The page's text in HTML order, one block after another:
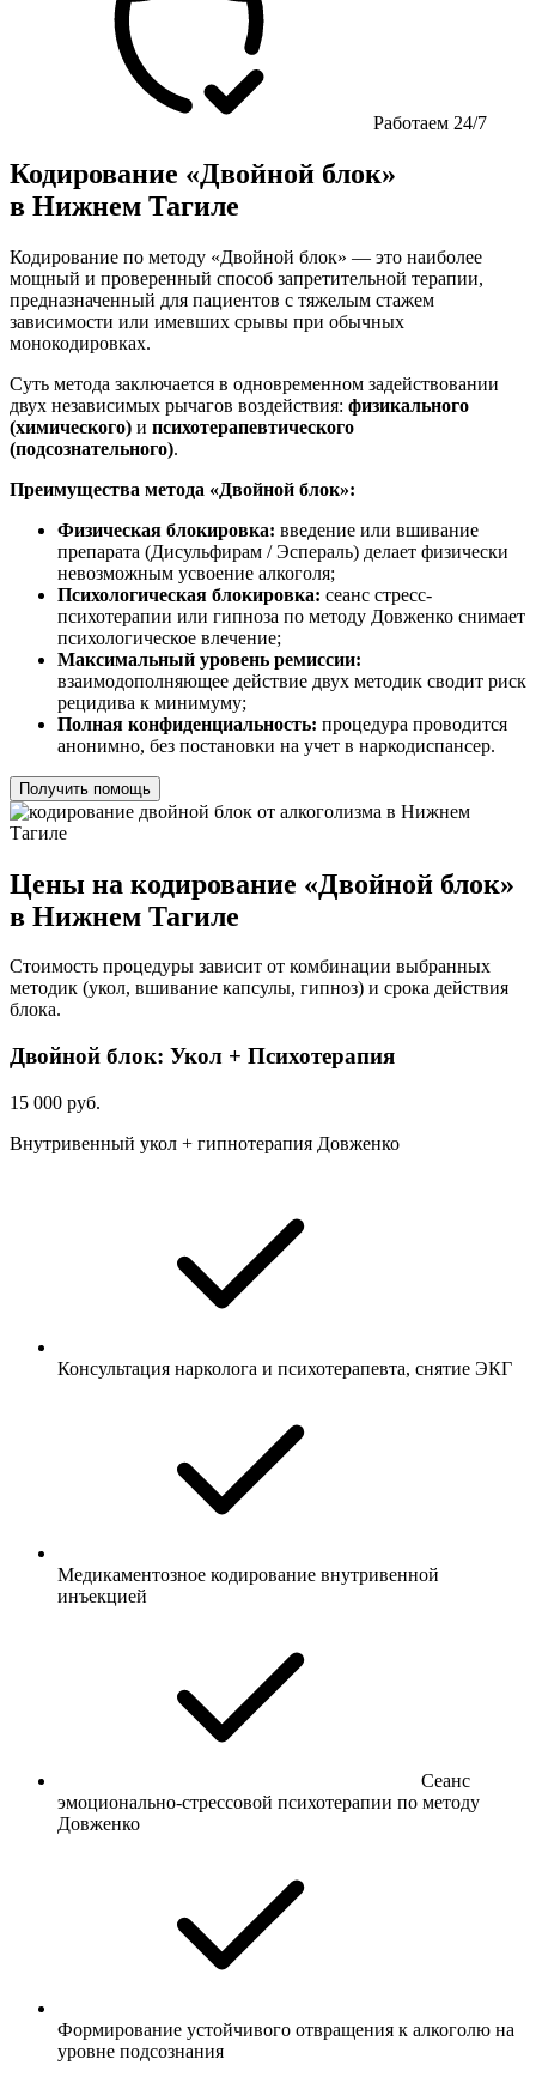
Работаем 24/7
Кодирование «Двойной блок»
в Нижнем Тагиле
Кодирование по методу «Двойной блок» — это наиболее
мощный и проверенный способ запретительной терапии,
предназначенный для пациентов с тяжелым стажем
зависимости или имевших срывы при обычных
монокодировках.
Суть метода заключается в одновременном задействовании
двух независимых рычагов воздействия: физикального
(химического) и психотерапевтического
(подсознательного).
Преимущества метода «Двойной блок»:
Физическая блокировка: введение или вшивание
препарата (Дисульфирам / Эспераль) делает физически
невозможным усвоение алкоголя;
Психологическая блокировка: сеанс стресс-
психотерапии или гипноза по методу Довженко снимает
психологическое влечение;
Максимальный уровень ремиссии:
взаимодополняющее действие двух методик сводит риск
рецидива к минимуму;
Полная конфиденциальность: процедура проводится
анонимно, без постановки на учет в наркодиспансер.
Получить помощь
Цены на кодирование «Двойной блок»
в Нижнем Тагиле
Стоимость процедуры зависит от комбинации выбранных
методик (укол, вшивание капсулы, гипноз) и срока действия
блока.
Двойной блок: Укол + Психотерапия
15 000 руб.
Внутривенный укол + гипнотерапия Довженко
Консультация нарколога и психотерапевта, снятие ЭКГ
Медикаментозное кодирование внутривенной
инъекцией
Сеанс
эмоционально-стрессовой психотерапии по методу
Довженко
Формирование устойчивого отвращения к алкоголю на
уровне подсознания